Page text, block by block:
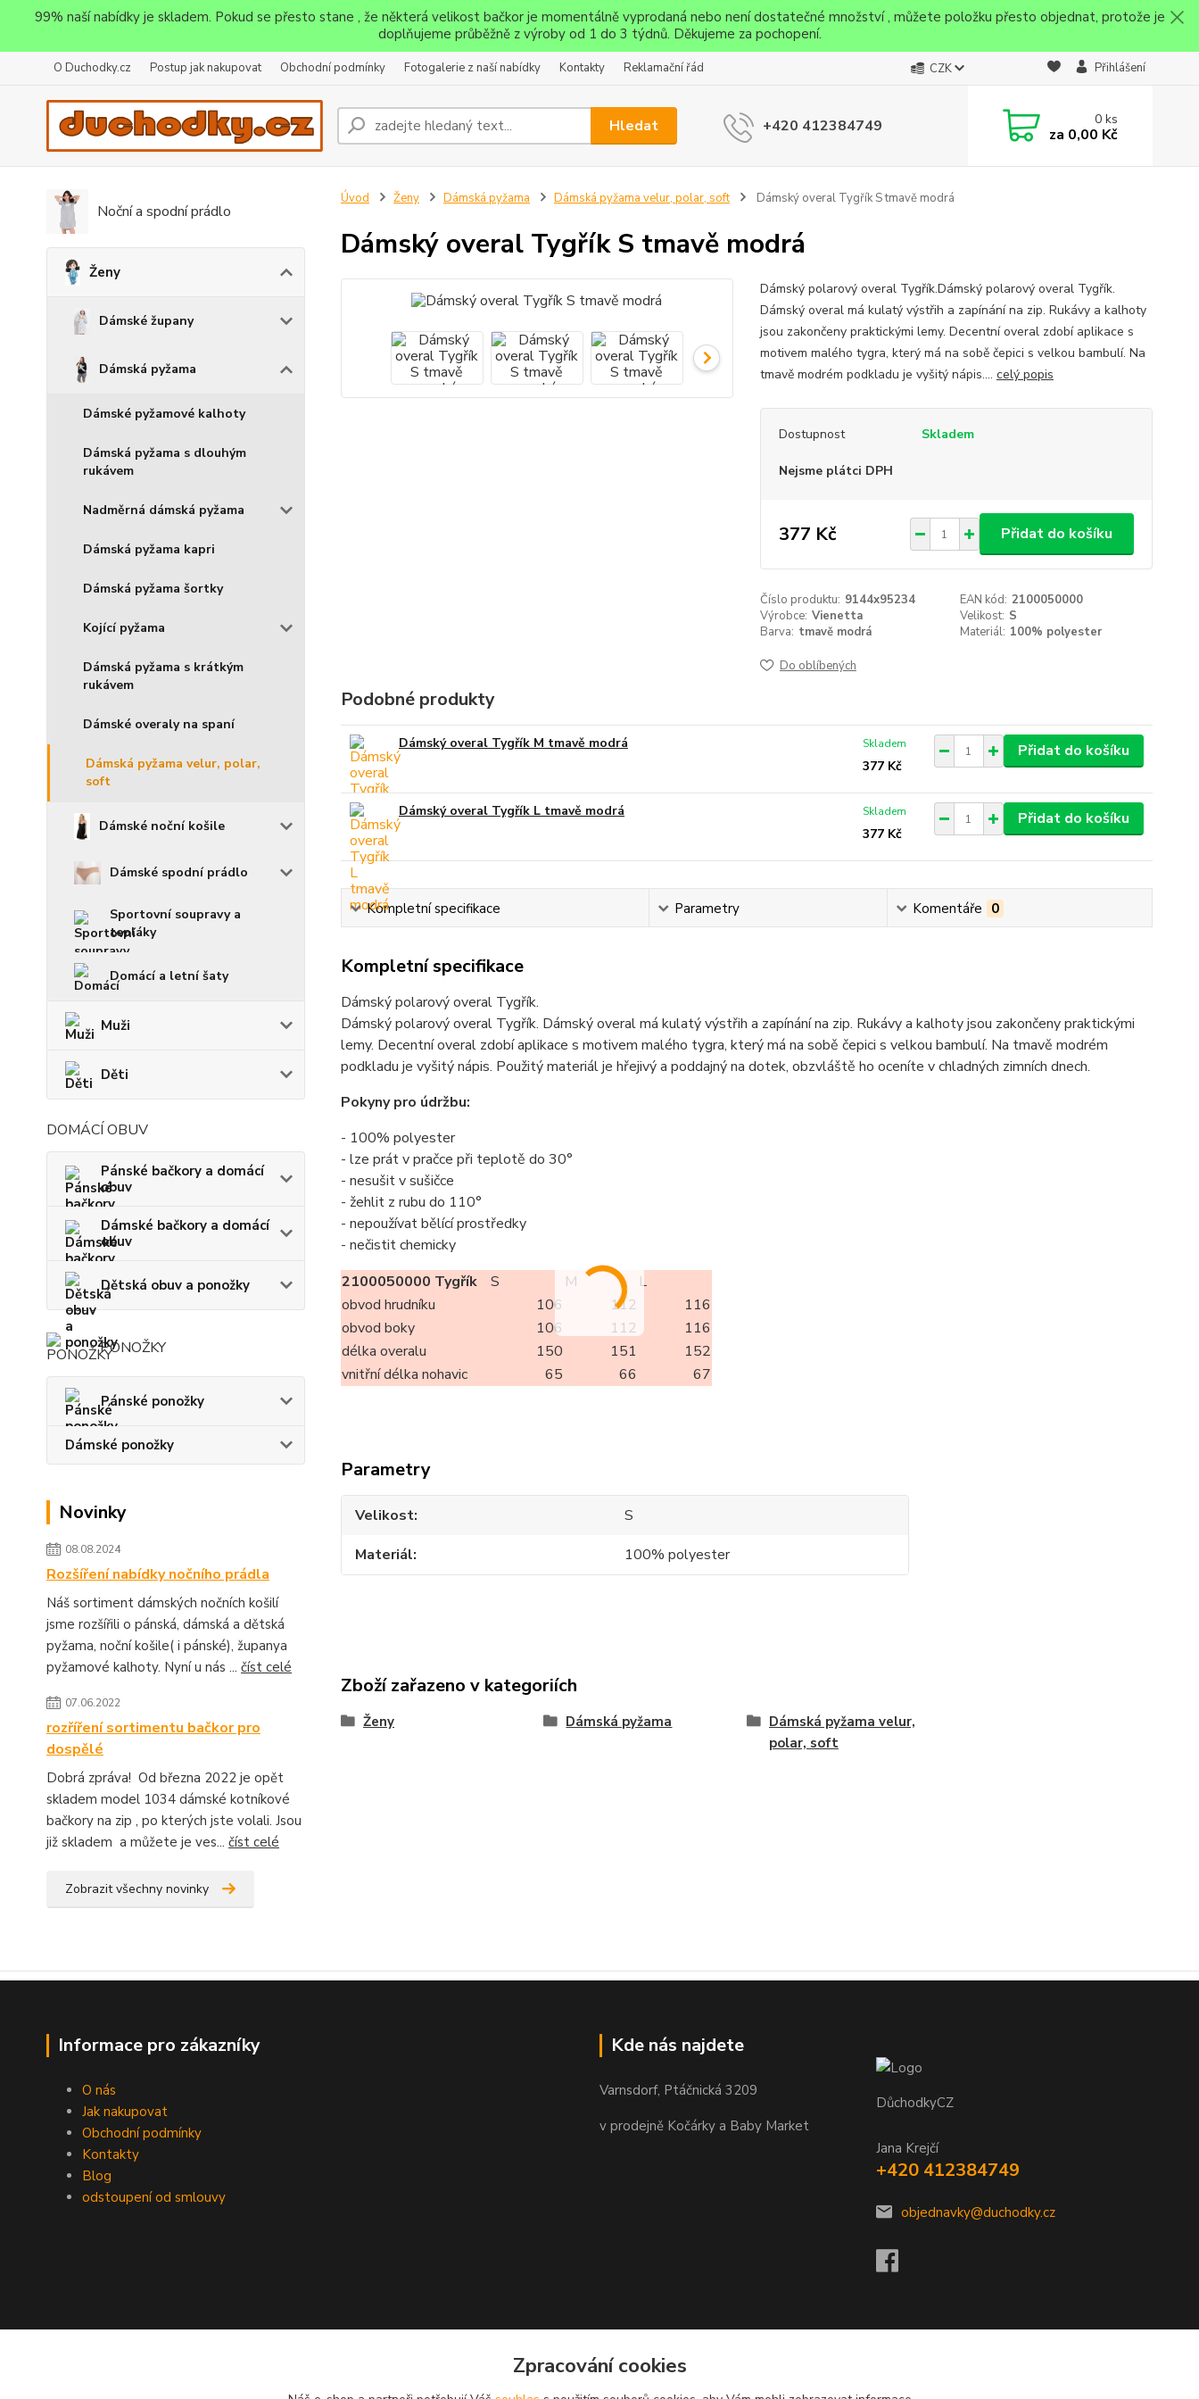
99% naší nabídky je skladem. Pokud se přesto stane , že některá velikost bačkor je momentálně vyprodaná nebo není dostatečné množství , můžete položku přesto objednat, protože je
doplňujeme průběžně z výroby od 1 do 3 týdnů. Děkujeme za pochopení.
O Duchodky.cz Postup jak nakupovat Obchodní podmínky Fotogalerie z naší nabídky Kontakty Reklamační řád CZK Přihlášení
Hledat +420 412384749 0ks
za 0,00 Kč
Noční a spodní prádlo
Ženy
Dámské župany
Dámská pyžama
Dámské pyžamové kalhoty
Dámská pyžama s dlouhým
rukávem
Nadměrná dámská pyžama
Dámská pyžama kapri
Dámská pyžama šortky
Kojící pyžama
Dámská pyžama s krátkým
rukávem
Dámské overaly na spaní
Dámská pyžama velur, polar,
soft
Dámské noční košile
Dámské spodní prádlo
Sportovní soupravy a
tepláky
Domácí a letní šaty
Muži
Děti
DOMÁCÍ OBUV
Pánské bačkory a domácí
obuv
Dámské bačkory a domácí
obuv
Dětská obuv a ponožky
PONOŽKY
Pánské ponožky
Dámské ponožky
Novinky
08.08.2024
Rozšíření nabídky nočního prádla
Náš sortiment dámských nočních košilí
jsme rozšířili o pánská, dámská a dětská
pyžama, noční košile( i pánské), županya
pyžamové kalhoty. Nyní u nás ... číst celé
07.06.2022
rozříření sortimentu bačkor pro
dospělé
Dobrá zpráva! Od března 2022 je opět
skladem model 1034 dámské kotníkové
bačkory na zip , po kterých jste volali. Jsou
již skladem a můžete je ves... číst celé
Zobrazit všechny novinky
Úvod Ženy Dámská pyžama Dámská pyžama velur, polar, soft Dámský overal Tygřík S tmavě modrá
Dámský overal Tygřík S tmavě modrá
Dámský polarový overal Tygřík.Dámský polarový overal Tygřík.
Dámský overal má kulatý výstřih a zapínání na zip. Rukávy a kalhoty
jsou zakončeny praktickými lemy. Decentní overal zdobí aplikace s
motivem malého tygra, který má na sobě čepici s velkou bambulí. Na
tmavě modrém podkladu je vyšitý nápis.... celý popis
Dostupnost Skladem
Nejsme plátci DPH
377 Kč Přidat do košíku
Číslo produktu: 9144x95234 EAN kód: 2100050000
Výrobce: Vienetta Velikost: S
Barva: tmavě modrá Materiál: 100% polyester
Do oblíbených
Podobné produkty
Dámský overal Tygřík M tmavě modrá
377 Kč
Skladem Přidat do košíku
Dámský overal Tygřík L tmavě modrá
377 Kč
Skladem Přidat do košíku
Kompletní specifikace Parametry Komentáře 0
Kompletní specifikace
Dámský polarový overal Tygřík.
Dámský polarový overal Tygřík. Dámský overal má kulatý výstřih a zapínání na zip. Rukávy a kalhoty jsou zakončeny praktickými
lemy. Decentní overal zdobí aplikace s motivem malého tygra, který má na sobě čepici s velkou bambulí. Na tmavě modrém
podkladu je vyšitý nápis. Použitý materiál je hřejivý a poddajný na dotek, obzvláště ho oceníte v chladných zimních dnech.
Pokyny pro údržbu:
- 100% polyester
- lze prát v pračce při teplotě do 30°
- nesušit v sušičce
- žehlit z rubu do 110°
- nepoužívat bělící prostředky
- nečistit chemicky
2100050000 Tygřík
S M
L
obvod hrudníku
106 112
116
obvod boky
106 112
116
délka overalu
150 151
152
vnitřní délka nohavic
65 66 67
Parametry
Velikost
S
Materiál
100% polyester
Zboží zařazeno v kategoriích
Ženy Dámská pyžama
Dámská pyžama velur,
polar, soft
Informace pro zákazníky
O nás
Jak nakupovat
Obchodní podmínky
Kontakty
Blog
odstoupení od smlouvy
Kde nás najdete
Varnsdorf, Ptáčnická 3209
v prodejně Kočárky a Baby Market
DůchodkyCZ
Jana Krejčí
+420 412384749
objednavky@duchodky.cz
Zpracování cookies